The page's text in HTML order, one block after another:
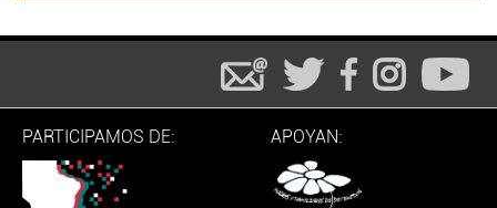
PARTICIPAMOS DE: APOYAN: